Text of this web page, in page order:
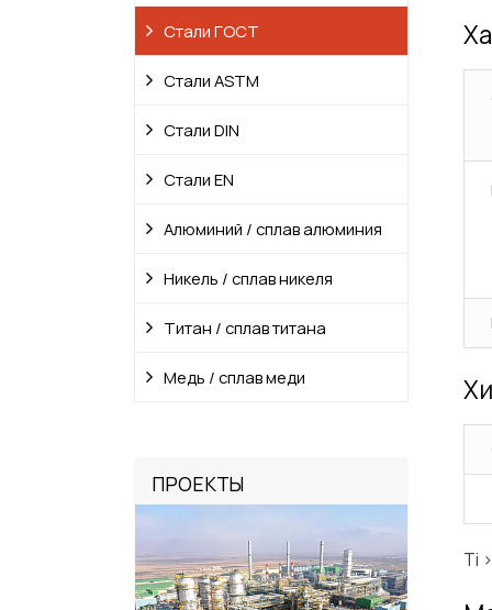
Стали ГОСТ
Стали ASTM
Стали DIN
Стали EN
Алюминий / сплав алюминия
Никель / сплав никеля
Титан / сплав титана
Медь / сплав меди
ПРОЕКТЫ
Ti